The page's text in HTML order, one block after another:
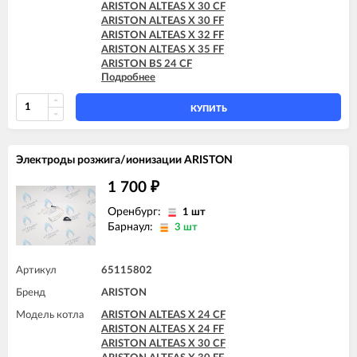
ARISTON ALTEAS X 30 CF
ARISTON ALTEAS X 30 FF
ARISTON ALTEAS X 32 FF
ARISTON ALTEAS X 35 FF
ARISTON BS 24 CF
ARISTON BS 24 FF
ARISTON BS II 15 FF
ARISTON BS II 24 CF
ARISTON BS II 24 CF-EU
ARISTON CARES X 15 FF
ARISTON CARES X 18 FF
ARISTON CARES X 24 CF
ARISTON CARES X 24 FF
ARISTON CARES X SYSTEM 24 CF
ARISTON CARES X SYSTEM 24 FF
ARISTON CLAS 24 FF
ARISTON CLAS B 24 CF
ARISTON CLAS B 28 FF
ARISTON CLAS B 30 FF
ARISTON CLAS B EVO 24 FF
Подробнее
КУПИТЬ
Электроды розжига/ионизации ARISTON
1 700 ₽
Оренбург: 1 шт
Барнаул: 3 шт
Артикул 65115802
Бренд ARISTON
Модель котла
ARISTON ALTEAS X 24 CF
ARISTON ALTEAS X 24 FF
ARISTON ALTEAS X 30 CF